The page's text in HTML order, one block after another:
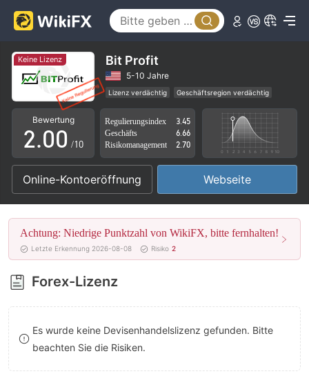
Keine Lizenz Bit Profit
5-10 Jahre
Lizenz verdächtig
Geschäftsregion verdächtig
Hohes potenzielles Risiko
Bewertung
0
1
2
3
4
5
6
7
8
9
.0
1
2
3
4
5
6
7
8
0
1
2
3
4
5
6
7
8
/10
Regulierungsindex
3.45
Geschäfts
6.66
Risikomanagement
2.70
Online-Kontoeröffnung Webseite
Achtung: Niedrige Punktzahl von WikiFX, bitte fernhalten!
Letzte Erkennung 2026-08-08 Risiko 2
Forex-Lizenz
Es wurde keine Devisenhandelslizenz gefunden. Bitte
beachten Sie die Risiken.